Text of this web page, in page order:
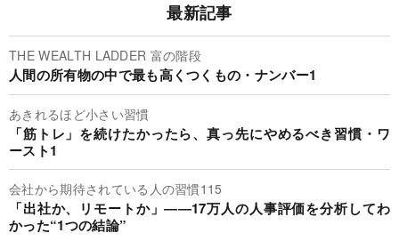
最新記事
THE WEALTH LADDER 富の階段
人間の所有物の中で最も高くつくもの・ナンバー1
あきれるほど小さい習慣
「筋トレ」を続けたかったら、真っ先にやめるべき習慣・ワ
ースト1
会社から期待されている人の習慣115
「出社か、リモートか」――17万人の人事評価を分析してわ
かった“1つの結論”